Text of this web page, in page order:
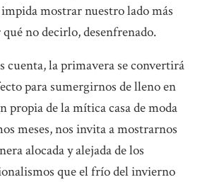
mostrar nuestro lado más
no decirlo, desenfrenado.
cuenta, la primavera se convertirá
para sumergirnos de lleno en
propia de la mítica casa de moda
meses, nos invita a mostrarnos
alocada y alejada de los
que el frío del invierno